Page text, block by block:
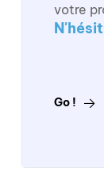
votre
Go !